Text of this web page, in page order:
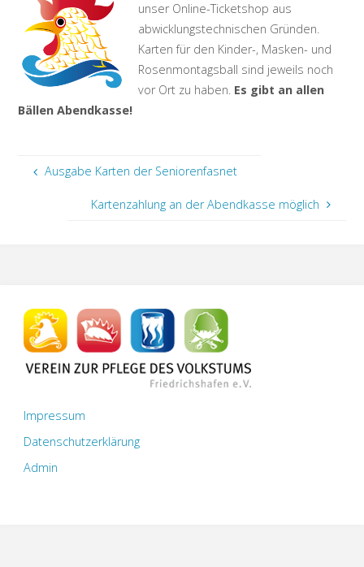
unser Online-Ticketshop aus
abwicklungstechnischen Gründen.
Karten für den Kinder-, Masken- und
Rosenmontagsball sind jeweils noch
vor Ort zu haben. Es gibt an allen
Bällen Abendkasse!
Ausgabe Karten der Seniorenfasnet
Kartenzahlung an der Abendkasse möglich
Impressum
Datenschutzerklärung
Admin